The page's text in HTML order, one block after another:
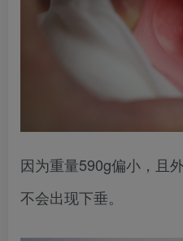
因为重量590g偏小，且
不会出现下垂。